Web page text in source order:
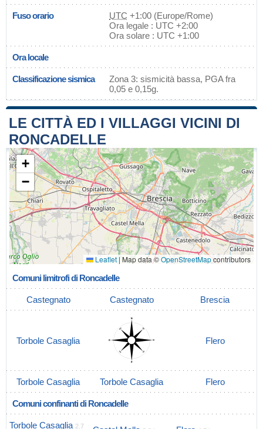
Fuso orario UTC +1:00 (Europe/Rome)
Ora legale : UTC +2:00
Ora solare : UTC +1:00
Ora locale
Classificazione sismica
Zona 3: sismicità bassa, PGA fra
0,05 e 0,15g.
LE CITTÀ ED I VILLAGGI VICINI DI
RONCADELLE
+
−
Leaflet | Map data ©OpenStreetMapcontributors
Comuni limitrofi di Roncadelle
Castegnato Castegnato Brescia
Torbole Casaglia Flero
Torbole Casaglia Torbole Casaglia Flero
Comuni confinanti di Roncadelle
Torbole Casaglia 2.7